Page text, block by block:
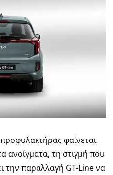
φαίνεται
ανοίγματα, τη στιγμή που
την παραλλαγή GT-Line να